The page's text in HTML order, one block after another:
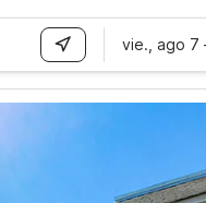
vie., ago 7